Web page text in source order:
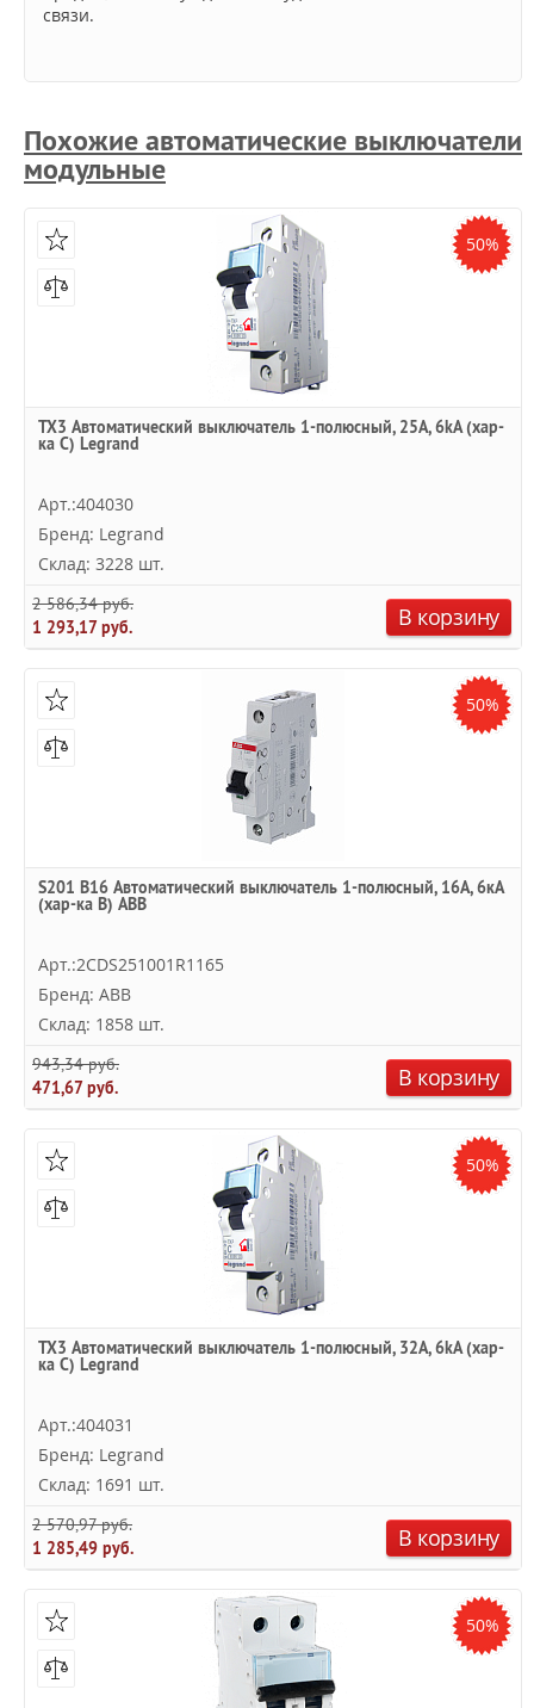
связи.
Похожие автоматические выключатели
модульные
50%
TX3 Автоматический выключатель 1-полюсный, 25А, 6kА (хар-
ка C) Legrand
Арт.:404030
Бренд: Legrand
Склад: 3228 шт.
2 586,34 руб.
1 293,17 руб.
В корзину
50%
S201 B16 Автоматический выключатель 1-полюсный, 16А, 6кА
(хар-ка B) ABB
Арт.:2CDS251001R1165
Бренд: ABB
Склад: 1858 шт.
943,34 руб.
471,67 руб.
В корзину
50%
TX3 Автоматический выключатель 1-полюсный, 32А, 6kА (хар-
ка C) Legrand
Арт.:404031
Бренд: Legrand
Склад: 1691 шт.
2 570,97 руб.
1 285,49 руб.
В корзину
50%